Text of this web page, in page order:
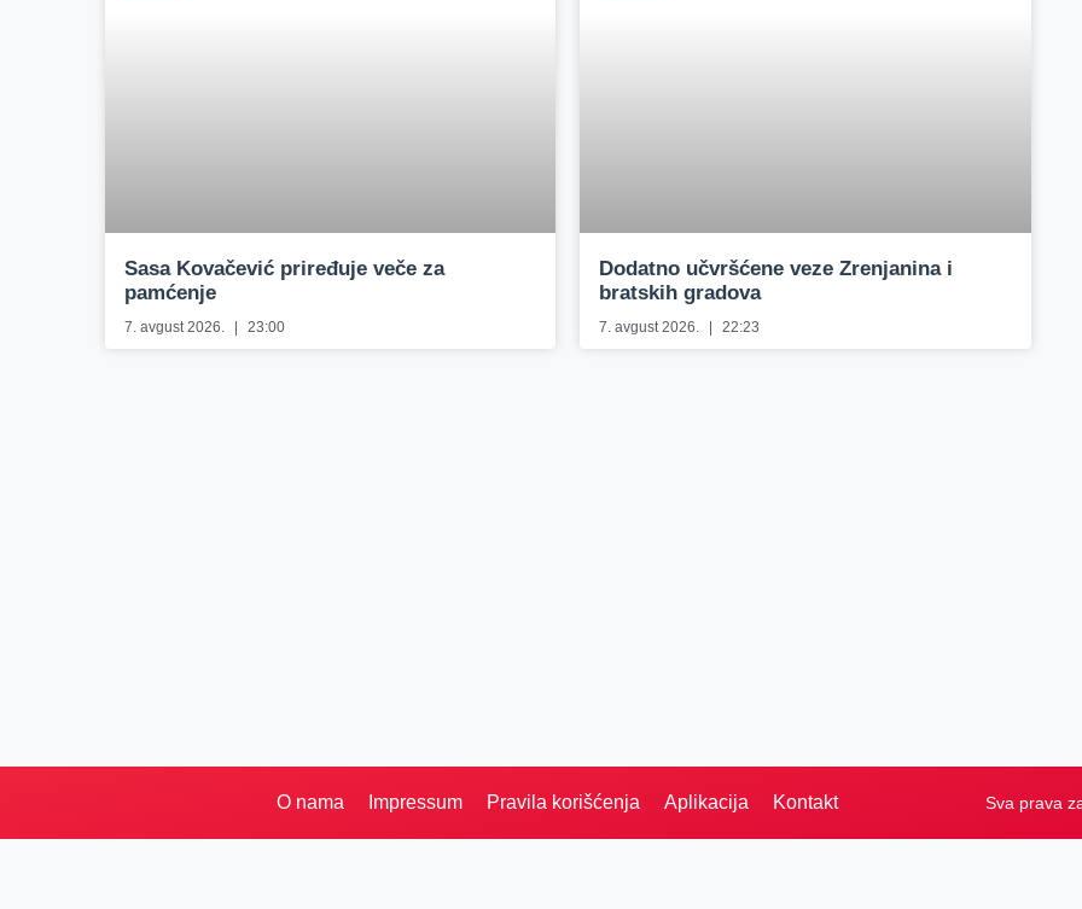
Sasa Kovačević priređuje veče za
pamćenje
7. avgust 2026. 23:00
Dodatno učvršćene veze Zrenjanina i
bratskih gradova
7. avgust 2026. 22:23
O nama Impressum Pravila korišćenja Aplikacija Kontakt Sva prava